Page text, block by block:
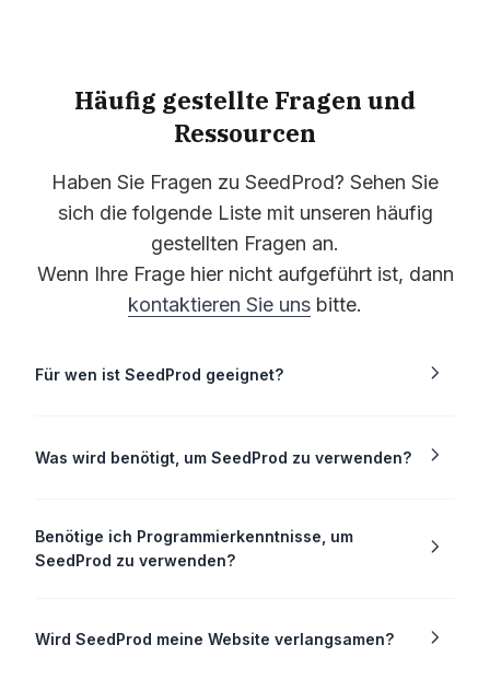
Häufig gestellte Fragen und
Ressourcen
Haben Sie Fragen zu SeedProd? Sehen Sie
sich die folgende Liste mit unseren häufig
gestellten Fragen an.
Wenn Ihre Frage hier nicht aufgeführt ist, dann
kontaktieren Sie uns bitte.
Für wen ist SeedProd geeignet?
Was wird benötigt, um SeedProd zu verwenden?
Benötige ich Programmierkenntnisse, um
SeedProd zu verwenden?
Wird SeedProd meine Website verlangsamen?